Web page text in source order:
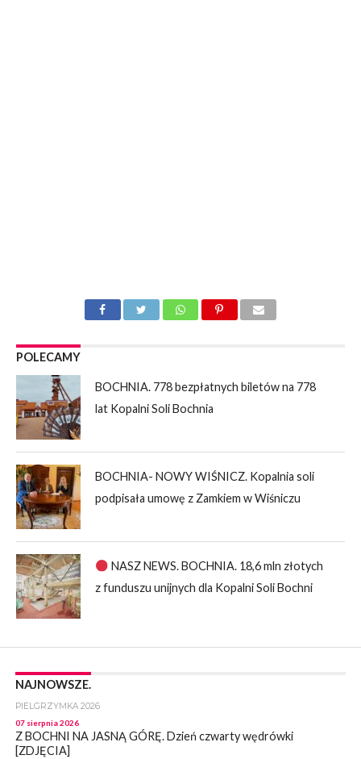
POLECAMY
BOCHNIA. 778 bezpłatnych biletów na 778
lat Kopalni Soli Bochnia
BOCHNIA- NOWY WIŚNICZ. Kopalnia soli
podpisała umowę z Zamkiem w Wiśniczu
NASZ NEWS. BOCHNIA. 18,6 mln złotych
z funduszu unijnych dla Kopalni Soli Bochni
NAJNOWSZE.
PIELGRZYMKA 2026
07 sierpnia 2026
Z BOCHNI NA JASNĄ GÓRĘ. Dzień czwarty wędrówki
[ZDJĘCIA]